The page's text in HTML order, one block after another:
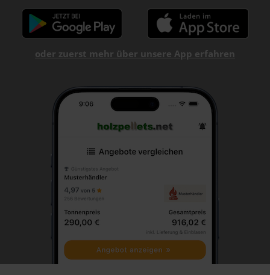
oder zuerst mehr über unsere App erfahren